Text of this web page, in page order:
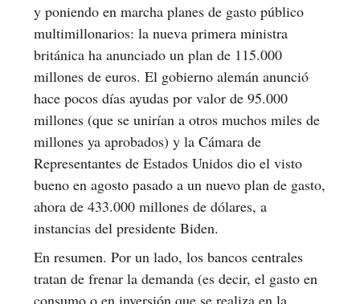
y poniendo en marcha planes de gasto público
multimillonarios: la nueva primera ministra
británica ha anunciado un plan de 115.000
millones de euros. El gobierno alemán anunció
hace pocos días ayudas por valor de 95.000
millones (que se unirían a otros muchos miles de
millones ya aprobados) y la Cámara de
Representantes de Estados Unidos dio el visto
bueno en agosto pasado a un nuevo plan de gasto,
ahora de 433.000 millones de dólares, a
instancias del presidente Biden.
En resumen. Por un lado, los bancos centrales
tratan de frenar la demanda (es decir, el gasto en
consumo o en inversión que se realiza en la